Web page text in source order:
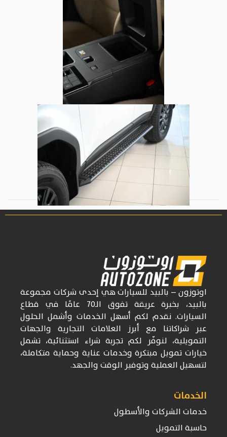
اوتوزون– بالبيد للسياراتهي إحدى شركات مجموعة
بالبيد، بخبرة عريقة تفوق الـ70
عامًا في قطاع
السيارات. نقدم لكم أسهل الخدمات وأشمل الحلول
عبر شراكاتنا مع أبرز العلامات التجارية والجهات
التمويلية، لنوفّر لكم تجربة شراء استثنائية، تشمل
خيارات تمويل مبتكرة وخدمات عناية وحماية متكاملة،
لتسهيل العملية وتوفير الوقت والجهد.
الخدمات
خدمات الشركات والأسطول
حاسبة التمويل